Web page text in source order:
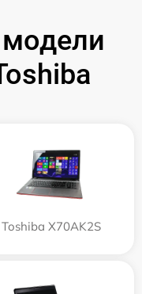
Toshiba X70AK2S